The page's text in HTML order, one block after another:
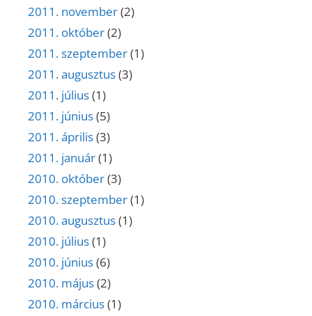
2011. november(2)
2011. október(2)
2011. szeptember(1)
2011. augusztus(3)
2011. július(1)
2011. június(5)
2011. április(3)
2011. január(1)
2010. október(3)
2010. szeptember(1)
2010. augusztus(1)
2010. július(1)
2010. június(6)
2010. május(2)
2010. március(1)